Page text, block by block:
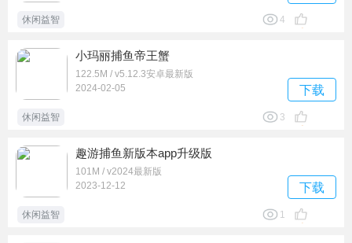
休闲益智 4
小玛丽捕鱼帝王蟹
122.5M / v5.12.3安卓最新版
2024-02-05
下载
休闲益智 3
趣游捕鱼新版本app升级版
101M / v2024最新版
2023-12-12
下载
休闲益智 1